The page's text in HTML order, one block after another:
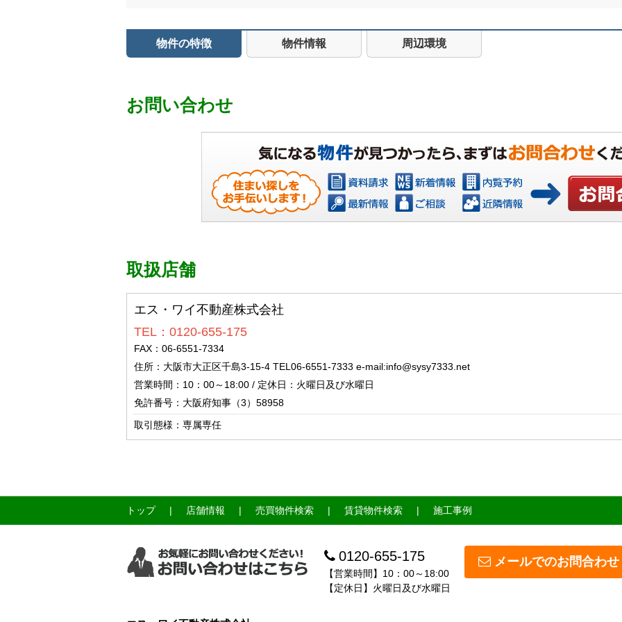
物件の特徴 物件情報 周辺環境
お問い合わせ
取扱店舗
エス・ワイ不動産株式会社
TEL：0120-655-175
FAX：06-6551-7334
住所：大阪市大正区千島3-15-4 TEL06-6551-7333 e-mail:info@sysy7333.net
営業時間：10：00～18:00 / 定休日：火曜日及び水曜日
免許番号：大阪府知事（3）58958
取引態様：専属専任
トップ 店舗情報 売買物件検索 賃貸物件検索 施工事例
0120-655-175
【営業時間】10：00～18:00
【定休日】火曜日及び水曜日
メールでのお問合わせ